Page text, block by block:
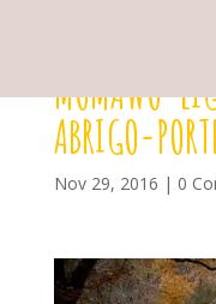
MOMAWO-
ABRIGO-
Nov 29, 2016 | 0